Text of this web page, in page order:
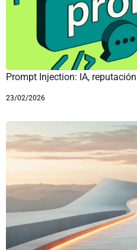
Prompt Injection: IA,
23/02/2026